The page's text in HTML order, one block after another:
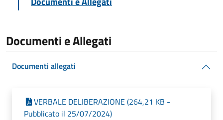
Documenti e Allegati
Documenti allegati
VERBALE DELIBERAZIONE (264,21 KB -
Pubblicato il 25/07/2024)